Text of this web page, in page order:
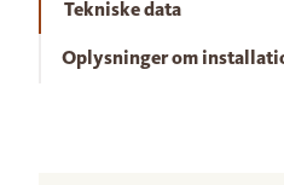
Tekniske data
Oplysninger om